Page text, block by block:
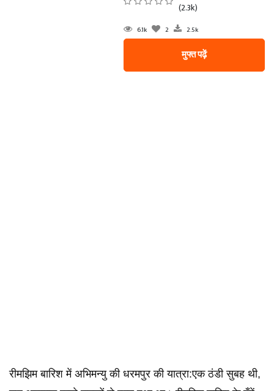
(2.3k)
6.1k 2 2.5k
मुफ्त पढ़ें
रीमझिम बारिश में अभिमन्यु की धरमपुर की यात्रा:एक ठंडी सुबह थी,